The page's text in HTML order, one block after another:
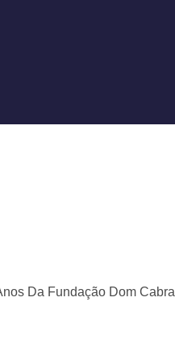
Da Fundação Dom Cabral